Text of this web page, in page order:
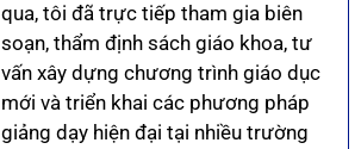
qua, tôi đã trực tiếp tham gia biên
soạn, thẩm định sách giáo khoa, tư
vấn xây dựng chương trình giáo dục
mới và triển khai các phương pháp
giảng dạy hiện đại tại nhiều trường